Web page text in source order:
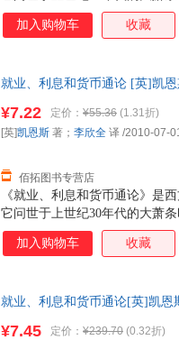
论”，解释了生产水平倒退及失
今天，我们每个人的资产甚至
现代人不可不知的经济学知识。
加入购物车 收藏
就业、利息和货币通论 [英]凯
《就业、利息和货币通论》是
它问世于上世纪30年代的大萧
论”，解释了生产水平倒退及失
今天，我们每个人的资产甚至
现代人不可不知的经济学知识。
¥7.22 定价： ¥55.36 (1.31折)
佰拓图书专营店
[英]凯恩斯 著； 李欣全 译 /2010-07-
加入购物车 收藏
就业、利息和货币通论[英]凯恩
¥7.45 定价： ¥239.70 (0.32折)